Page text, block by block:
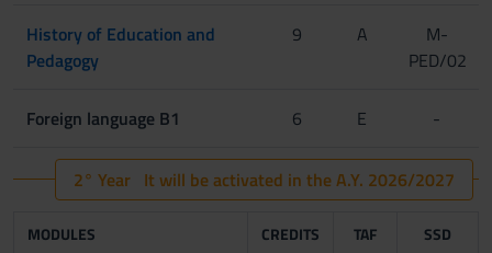
History of Education and
Pedagogy
9 A
M-
PED/02
Foreign language B1 6 E -
2° Year It will be activated in the A.Y. 2026/2027
MODULES CREDITS TAF SSD